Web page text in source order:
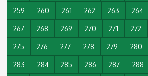
259
260 261 262 263 264
267
268 269 270 271 272
275
276 277 278 279 280
283
284 285 286 287 288